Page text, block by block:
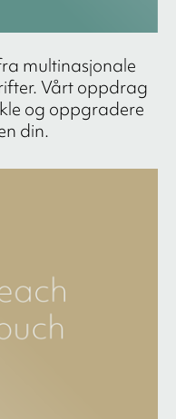
multinasjonale
Vårt oppdrag
og oppgradere
din.